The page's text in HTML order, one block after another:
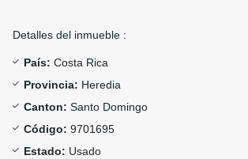
Detalles del inmueble :
País: Costa Rica
Provincia: Heredia
Canton: Santo Domingo
Código: 9701695
Estado: Usado